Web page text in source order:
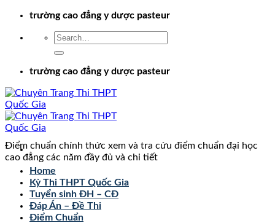
Chuyểntrường cao đẳng y dược pasteur
trường cao đẳng y dược pasteur
Home
Kỳ Thi THPT Quốc Gia
Tuyển sinh ĐH – CĐ
Đáp Án – Đề Thi
Điểm Chuẩn
Điểm chuẩn chính thức xem và tra cứu điểm chuẩn đại học
cao đẳng các năm đầy đủ và chi tiết